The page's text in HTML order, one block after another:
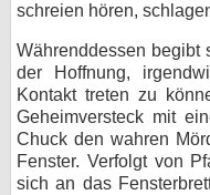
schreien hören,
Währenddessen begibt
der Hoffnung,
Kontakt treten zu
Geheimversteck mit
Chuck den wahren
Fenster. Verfolgt von
sich an das